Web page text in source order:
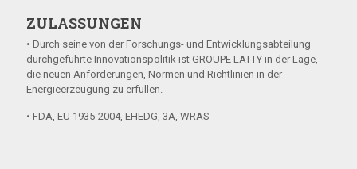
ZULASSUNGEN
• Durch seine von der Forschungs- und Entwicklungsabteilung
durchgeführte Innovationspolitik ist GROUPE LATTY in der Lage,
die neuen Anforderungen, Normen und Richtlinien in der
Energieerzeugung zu erfüllen.
• FDA, EU 1935-2004, EHEDG, 3A, WRAS